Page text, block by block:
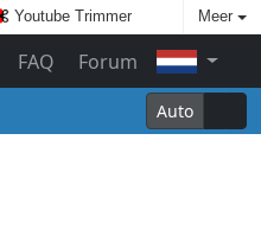
Youtube Trimmer Meer
FAQ
Forum
Auto